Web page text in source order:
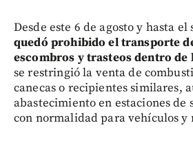
Desde este 6 de agosto y hasta
quedó prohibido el transporte
escombros y trasteos dentro de
se restringió la venta de
canecas o recipientes similares,
abastecimiento en estaciones
con normalidad para vehículos y